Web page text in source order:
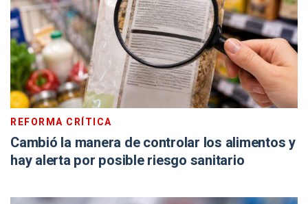
REFORMA CRÍTICA
Cambió la manera de controlar los alimentos y
hay alerta por posible riesgo sanitario